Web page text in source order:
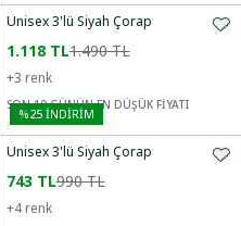
Unisex 3'lü Siyah Çorap
1.118 TL1.490 TL
+3 renk
SON 10 GÜNÜN EN DÜŞÜK FİYATI
%25İNDİRİM
Unisex 3'lü Siyah Çorap
743 TL990 TL
+4 renk